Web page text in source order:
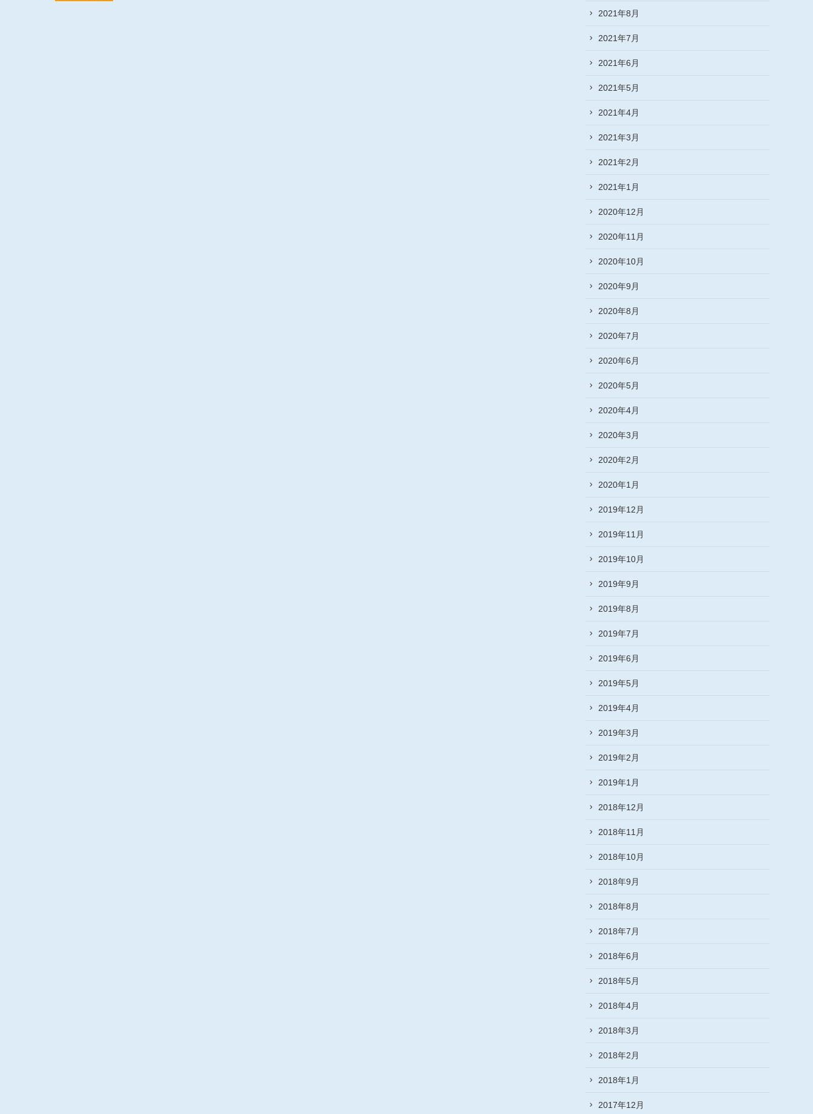
2021年8月
2021年7月
2021年6月
2021年5月
2021年4月
2021年3月
2021年2月
2021年1月
2020年12月
2020年11月
2020年10月
2020年9月
2020年8月
2020年7月
2020年6月
2020年5月
2020年4月
2020年3月
2020年2月
2020年1月
2019年12月
2019年11月
2019年10月
2019年9月
2019年8月
2019年7月
2019年6月
2019年5月
2019年4月
2019年3月
2019年2月
2019年1月
2018年12月
2018年11月
2018年10月
2018年9月
2018年8月
2018年7月
2018年6月
2018年5月
2018年4月
2018年3月
2018年2月
2018年1月
2017年12月